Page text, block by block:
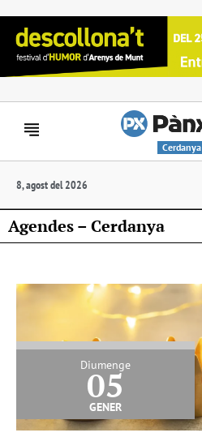
Cerdanya
8, agost del 2026
Agendes – Cerdanya
Diumenge
05
gener